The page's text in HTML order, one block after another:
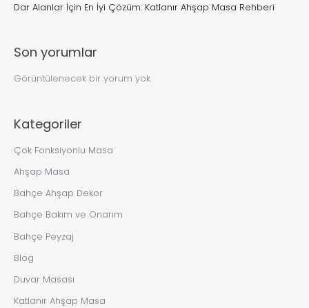
Dar Alanlar İçin En İyi Çözüm: Katlanır Ahşap Masa Rehberi
Son yorumlar
Görüntülenecek bir yorum yok.
Kategoriler
Çok Fonksiyonlu Masa
Ahşap Masa
Bahçe Ahşap Dekor
Bahçe Bakım ve Onarım
Bahçe Peyzaj
Blog
Duvar Masası
Katlanır Ahşap Masa